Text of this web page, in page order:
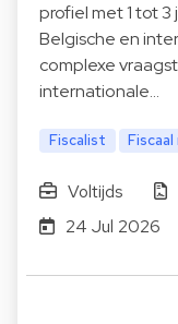
profiel met 1 tot
Belgische en
complexe
internationale…
Fiscalist
Voltijds
24 Jul 2026